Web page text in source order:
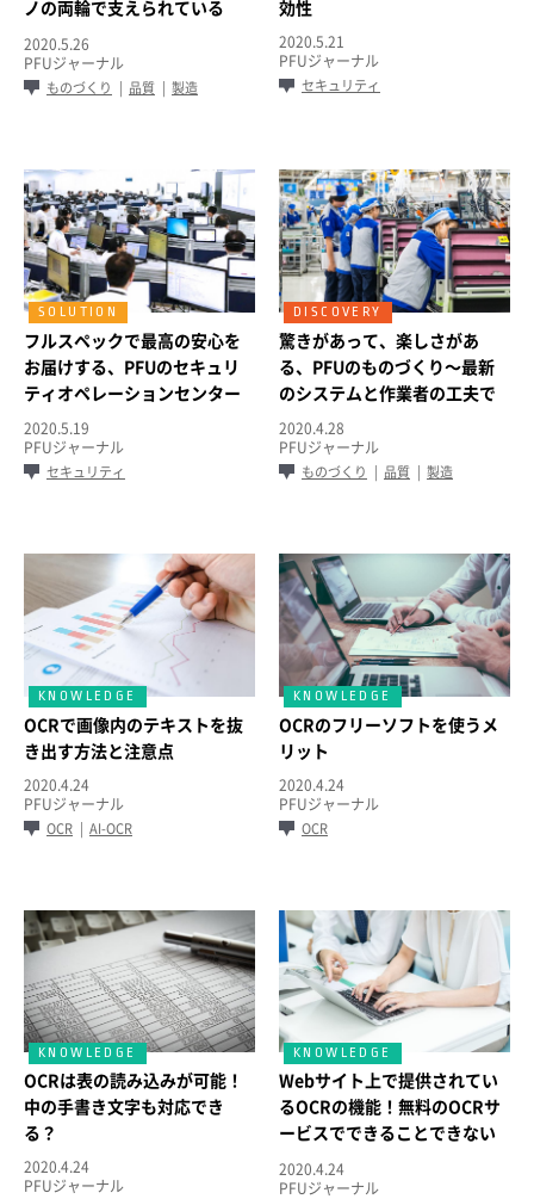
ノの両輪で支えられている
PFUの製造品質～
2020.5.26
PFUジャーナル
ものづくり 品質 製造
効性
2020.5.21
PFUジャーナル
セキュリティ
フルスペックで最高の安心を
お届けする、PFUのセキュリ
ティオペレーションセンター
～メーカーでありSIerでもあ
るからこそ、提供できるサー
ビスとは～
2020.5.19
PFUジャーナル
セキュリティ
驚きがあって、楽しさがあ
る、PFUのものづくり～最新
のシステムと作業者の工夫で
現場を変える～
2020.4.28
PFUジャーナル
ものづくり 品質 製造
OCRで画像内のテキストを抜
き出す方法と注意点
2020.4.24
PFUジャーナル
OCR AI-OCR
OCRのフリーソフトを使うメ
リット
2020.4.24
PFUジャーナル
OCR
OCRは表の読み込みが可能！
中の手書き文字も対応でき
る？
2020.4.24
PFUジャーナル
Webサイト上で提供されてい
るOCRの機能！無料のOCRサ
ービスでできることできない
ことを詳しく解説
2020.4.24
PFUジャーナル